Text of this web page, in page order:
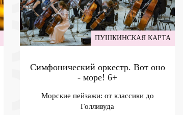
ПУШКИНСКАЯ КАРТА
Симфонический оркестр. Вот оно
- море! 6+
Морские пейзажи: от классики до
Голливуда